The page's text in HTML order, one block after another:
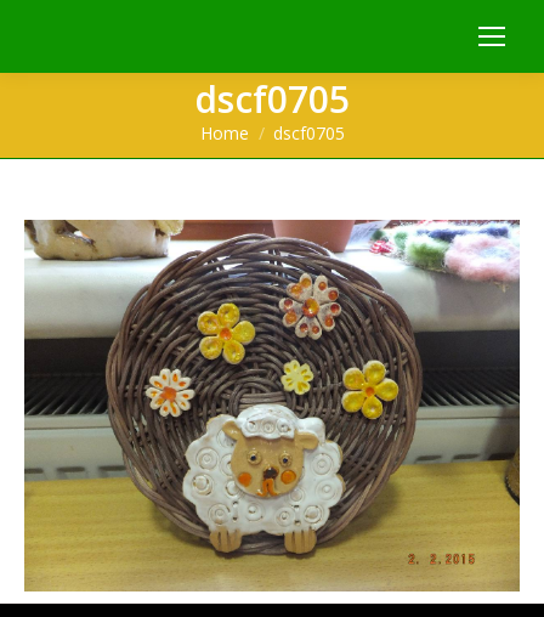
dscf0705
You are here:
Home dscf0705